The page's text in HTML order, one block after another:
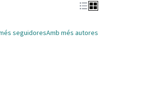
seguidoresAmb més autores